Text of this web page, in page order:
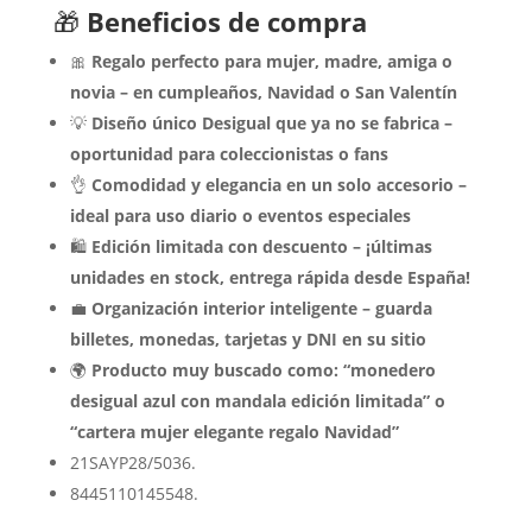
🎁 Beneficios de compra
🎀 Regalo perfecto para mujer, madre, amiga o
novia – en cumpleaños, Navidad o San Valentín
💡 Diseño único Desigual que ya no se fabrica –
oportunidad para coleccionistas o fans
👌 Comodidad y elegancia en un solo accesorio –
ideal para uso diario o eventos especiales
🛍️ Edición limitada con descuento – ¡últimas
unidades en stock, entrega rápida desde España!
💼 Organización interior inteligente – guarda
billetes, monedas, tarjetas y DNI en su sitio
🌍 Producto muy buscado como: “monedero
desigual azul con mandala edición limitada” o
“cartera mujer elegante regalo Navidad”
21SAYP28/5036.
8445110145548.